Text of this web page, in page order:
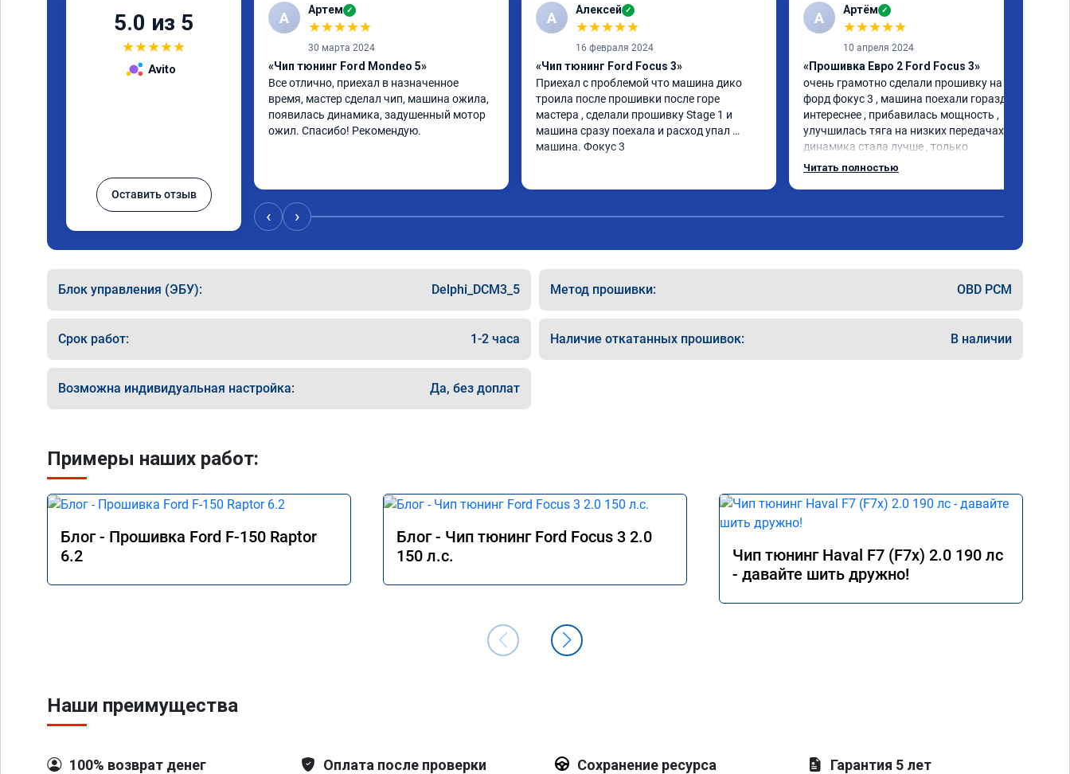
5.0 из 5
★★★★★
Avito
Оставить отзыв
А Артем ✓
★★★★★
30 марта 2024
«Чип тюнинг Ford Mondeo 5»
Все отлично, приехал в назначенное
время, мастер сделал чип, машина ожила,
появилась динамика, задушенный мотор
ожил. Спасибо! Рекомендую.
А Алексей ✓
★★★★★
16 февраля 2024
«Чип тюнинг Ford Focus 3»
Приехал с проблемой что машина дико
троила после прошивки после горе
мастера , сделали прошивку Stage 1 и
машина сразу поехала и расход упал
машина. Фокус 3
А Артём ✓
★★★★★
10 апреля 2024
«Прошивка Евро 2 Ford Focus 3»
очень грамотно сделали прошивку на
форд фокус 3 , машина поехали гораздо
интереснее , прибавилась мощность ,
улучшилась тяга на низких передачах ,
динамика стала лучше , только
позитивные эмоции , цена
Читать полностью
‹ ›
Блок управления (ЭБУ): Delphi_DCM3_5 Метод прошивки: OBD PCM
Срок работ: 1-2 часа Наличие откатанных прошивок: В наличии
Возможна индивидуальная настройка: Да, без доплат
Примеры наших работ:
Блог - Прошивка Ford F-150 Raptor
6.2
Блог - Чип тюнинг Ford Focus 3 2.0
150 л.с.
Чип тюнинг Haval F7 (F7x) 2.0 190 лс
- давайте шить дружно!
Наши преимущества
100% возврат денег Оплата после проверки Сохранение ресурса Гарантия 5 лет